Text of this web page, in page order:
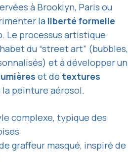
à Brooklyn, Paris ou
la liberté formelle
Le processus artistique
du “street art” (bubbles,
et à développer un
et de textures
peinture aérosol.
complexe, typique des
graffeur masqué, inspiré de